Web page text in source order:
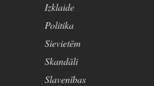
Izklaide
Politika
Sievietēm
Skandāli
Slavenības